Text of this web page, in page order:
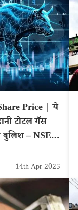
Price | ये
टोटल गॅस
– NSE:
14th Apr 2025